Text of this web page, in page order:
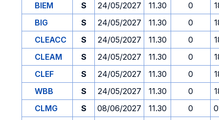
BIEM
S 24/05/2027 11.30 0
BIG
S 24/05/2027 11.30 0
CLEACC
S 24/05/2027 11.30 0
CLEAM
S 24/05/2027 11.30 0
CLEF
S 24/05/2027 11.30 0
WBB
S 24/05/2027 11.30 0
CLMG
S 08/06/2027 11.30 0